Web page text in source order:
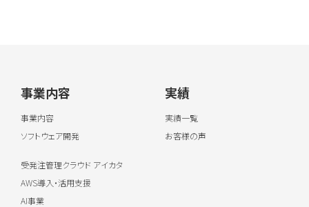
事業内容
事業内容
ソフトウェア開発
受発注管理クラウド アイカタ
AWS導入・活用支援
AI事業
実績
実績一覧
お客様の声